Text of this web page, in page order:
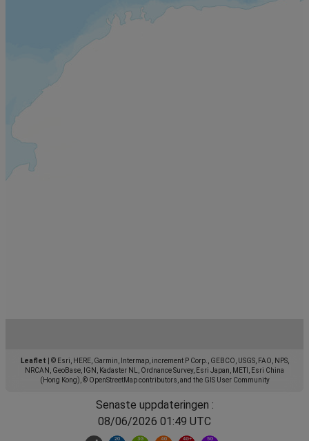
Leaflet
© Esri, HERE, Garmin, Intermap, increment P Corp., GEBCO, USGS, FAO, NPS,
NRCAN, GeoBase, IGN, Kadaster NL, Ordnance Survey, Esri Japan, METI, Esri China
(Hong Kong), © OpenStreetMap contributors, and the GIS User Community
Senaste uppdateringen :
08/06/2026 01:49 UTC